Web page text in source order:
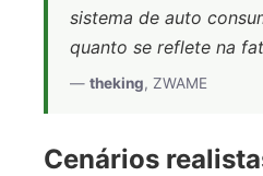
sistema de auto
quanto se reflete na
— theking, ZWAME
Cenários